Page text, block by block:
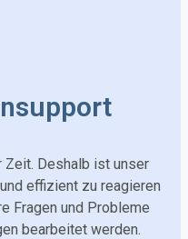
Zeit. Deshalb ist unser
effizient zu reagieren
Fragen und Probleme
bearbeitet werden.